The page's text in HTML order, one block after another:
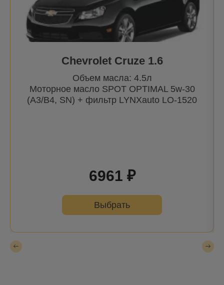
Chevrolet Cruze 1.6
Объем масла: 4.5л
Моторное масло SPOT OPTIMAL 5w-30
(A3/B4, SN) + фильтр LYNXauto LO-1520
6961 ₽
Выбрать